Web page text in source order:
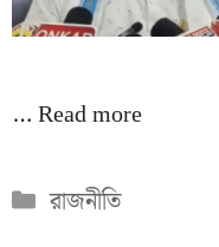
…Read more
Categories
রাজনীতি